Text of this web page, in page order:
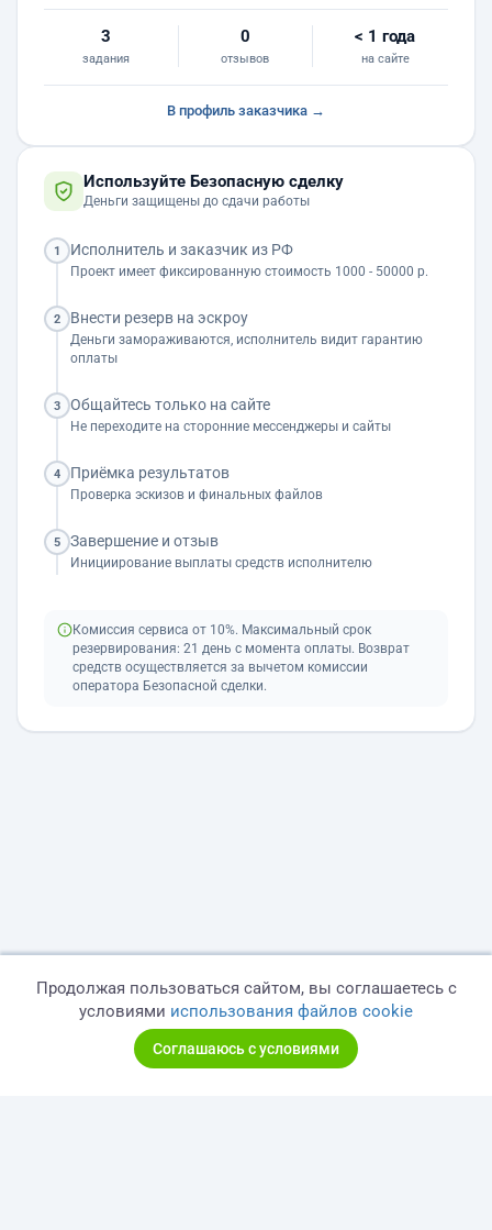
3
задания
0
отзывов
< 1 года
на сайте
В профиль заказчика →
Используйте Безопасную сделку
Деньги защищены до сдачи работы
1 Исполнитель и заказчик из РФ
Проект имеет фиксированную стоимость 1000 - 50000 р.
2 Внести резерв на эскроу
Деньги замораживаются, исполнитель видит гарантию
оплаты
3 Общайтесь только на сайте
Не переходите на сторонние мессенджеры и сайты
4 Приёмка результатов
Проверка эскизов и финальных файлов
5 Завершение и отзыв
Инициирование выплаты средств исполнителю
Комиссия сервиса от 10%. Максимальный срок
резервирования: 21 день с момента оплаты. Возврат
средств осуществляется за вычетом комиссии
оператора Безопасной сделки.
Продолжая пользоваться сайтом, вы соглашаетесь с
условиями использования файлов cookie
Соглашаюсь с условиями